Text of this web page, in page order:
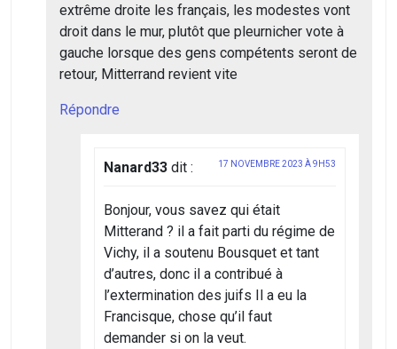
extrême droite les français, les modestes vont
droit dans le mur, plutôt que pleurnicher vote à
gauche lorsque des gens compétents seront de
retour, Mitterrand revient vite
Répondre
Nanard33 dit : 17 NOVEMBRE 2023 À 9H53
Bonjour, vous savez qui était
Mitterand ? il a fait parti du régime de
Vichy, il a soutenu Bousquet et tant
d’autres, donc il a contribué à
l’extermination des juifs Il a eu la
Francisque, chose qu’il faut
demander si on la veut.